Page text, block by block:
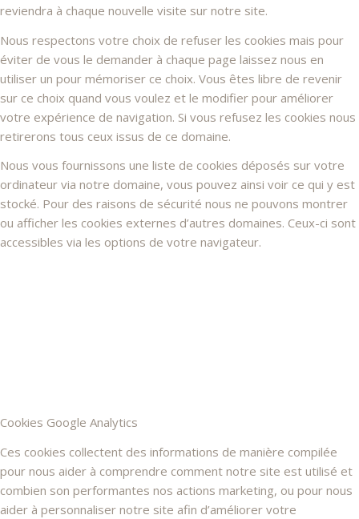
reviendra à chaque nouvelle visite sur notre site.
Nous respectons votre choix de refuser les cookies mais pour
éviter de vous le demander à chaque page laissez nous en
utiliser un pour mémoriser ce choix. Vous êtes libre de revenir
sur ce choix quand vous voulez et le modifier pour améliorer
votre expérience de navigation. Si vous refusez les cookies nous
retirerons tous ceux issus de ce domaine.
Nous vous fournissons une liste de cookies déposés sur votre
ordinateur via notre domaine, vous pouvez ainsi voir ce qui y est
stocké. Pour des raisons de sécurité nous ne pouvons montrer
ou afficher les cookies externes d’autres domaines. Ceux-ci sont
accessibles via les options de votre navigateur.
Cookies Google Analytics
Ces cookies collectent des informations de manière compilée
pour nous aider à comprendre comment notre site est utilisé et
combien son performantes nos actions marketing, ou pour nous
aider à personnaliser notre site afin d’améliorer votre